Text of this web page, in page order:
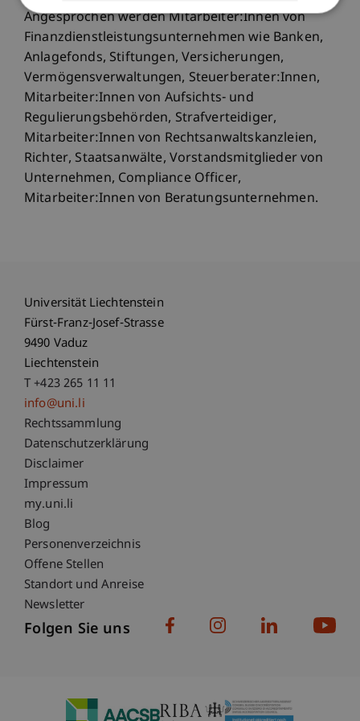
Angesprochen werden Mitarbeiter:Innen von
Finanzdienstleistungsunternehmen wie Banken,
Anlagefonds, Stiftungen, Versicherungen,
Vermögensverwaltungen, Steuerberater:Innen,
Mitarbeiter:Innen von Aufsichts- und
Regulierungsbehörden, Strafverteidiger,
Mitarbeiter:Innen von Rechtsanwaltskanzleien,
Richter, Staatsanwälte, Vorstandsmitglieder von
Unternehmen, Compliance Officer,
Mitarbeiter:Innen von Beratungsunternehmen.
Universität Liechtenstein
Fürst-Franz-Josef-Strasse
9490 Vaduz
Liechtenstein
T +423 265 11 11
info@uni.li
Fußzeile Rechtliche Hinweise
Rechtssammlung
Datenschutzerklärung
Disclaimer
Impressum
Fußzeile Subdomain-Verzeichnis
my.uni.li
Blog
Personenverzeichnis
Offene Stellen
Standort und Anreise
Newsletter
Folgen Sie uns